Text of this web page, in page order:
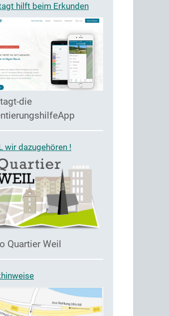
hilft beim Erkunden
die
wir dazugehören !
Quartier Weil